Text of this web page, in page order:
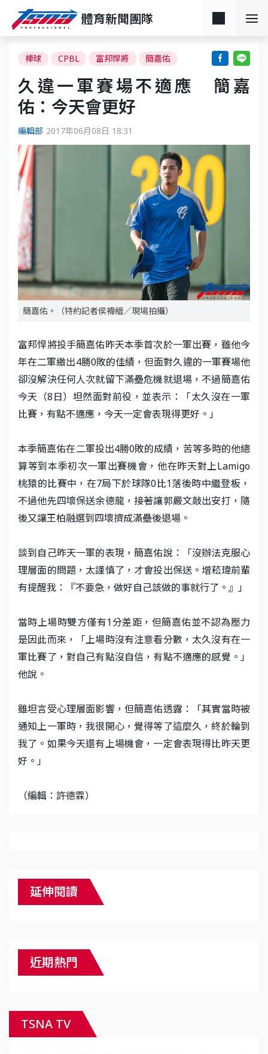
體育新聞團隊
棒球 CPBL 富邦悍將 簡嘉佑
久違一軍賽場不適應 簡嘉
佑：今天會更好
編輯部 2017年06月08日 18:31
簡嘉佑。（特約記者侯禕縉／現場拍攝）
富邦悍將投手簡嘉佑昨天本季首次於一軍出賽，雖他今
年在二軍繳出4勝0敗的佳績，但面對久違的一軍賽場他
卻沒解決任何人次就留下滿壘危機就退場，不過簡嘉佑
今天（8日）坦然面對前役，並表示：「太久沒在一軍
比賽，有點不適應，今天一定會表現得更好。」
本季簡嘉佑在二軍投出4勝0敗的成績，苦等多時的他總
算等到本季初次一軍出賽機會，他在昨天對上Lamigo
桃猿的比賽中，在7局下於球隊0比1落後時中繼登板，
不過他先四壞保送余德龍，接著讓郭嚴文敲出安打，隨
後又讓王柏融選到四壞擠成滿壘後退場。
談到自己昨天一軍的表現，簡嘉佑說：「沒辦法克服心
理層面的問題，太謹慎了，才會投出保送。增菘瑋前輩
有提醒我：『不要急，做好自己該做的事就行了。』」
當時上場時雙方僅有1分差距，但簡嘉佑並不認為壓力
是因此而來，「上場時沒有注意看分數，太久沒有在一
軍比賽了，對自己有點沒自信，有點不適應的感覺。」
他說。
雖坦言受心理層面影響，但簡嘉佑透露：「其實當時被
通知上一軍時，我很開心，覺得等了這麼久，終於輪到
我了。如果今天還有上場機會，一定會表現得比昨天更
好。」
（編輯：許德霖）
延伸閱讀
近期熱門
TSNA TV